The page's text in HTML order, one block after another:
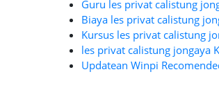
Guru les privat calistung
Biaya les privat calistung
Kursus les privat calistung
les privat calistung jongaya
Updatean Winpi